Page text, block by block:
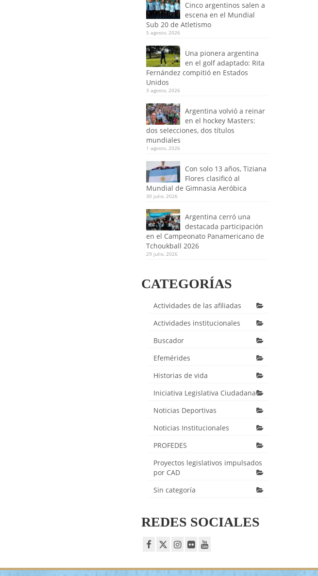
Cinco argentinos salen a
escena en el Mundial
Sub 20 de Atletismo
5 agosto, 2026
Una pionera argentina
en el golf adaptado: Rita
Fernández compitió en Estados
Unidos
3 agosto, 2026
Argentina volvió a reinar
en el hockey Masters:
dos selecciones, dos títulos
mundiales
1 agosto, 2026
Con solo 13 años, Tiziana
Flores clasificó al
Mundial de Gimnasia Aeróbica
30 julio, 2026
Argentina cerró una
destacada participación
en el Campeonato Panamericano de
Tchoukball 2026
29 julio, 2026
CATEGORÍAS
Actividades de las afiliadas
Actividades institucionales
Buscador
Efemérides
Historias de vida
Iniciativa Legislativa Ciudadana
Noticias Deportivas
Noticias Institucionales
PROFEDES
Proyectos legislativos impulsados
por CAD
Sin categoría
REDES SOCIALES